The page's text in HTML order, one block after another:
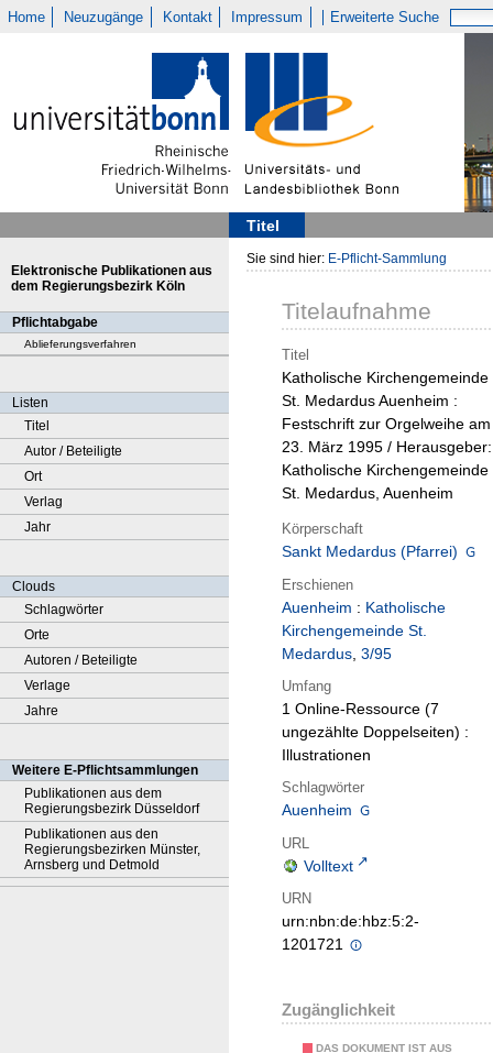
Home Neuzugänge Kontakt Impressum Erweiterte Suche
Titel
Elektronische Publikationen aus
dem Regierungsbezirk Köln
Pflichtabgabe
Ablieferungsverfahren
Listen
Titel
Autor / Beteiligte
Ort
Verlag
Jahr
Clouds
Schlagwörter
Orte
Autoren / Beteiligte
Verlage
Jahre
Weitere E-Pflichtsammlungen
Publikationen aus dem
Regierungsbezirk Düsseldorf
Publikationen aus den
Regierungsbezirken Münster,
Arnsberg und Detmold
Sie sind hier: E-Pflicht-Sammlung
Titelaufnahme
Titel
Katholische Kirchengemeinde
St. Medardus Auenheim :
Festschrift zur Orgelweihe am
23. März 1995 / Herausgeber:
Katholische Kirchengemeinde
St. Medardus, Auenheim
Körperschaft
Sankt Medardus (Pfarrei)
Erschienen
Auenheim : Katholische
Kirchengemeinde St.
Medardus, 3/95
Umfang
1 Online-Ressource (7
ungezählte Doppelseiten) :
Illustrationen
Schlagwörter
Auenheim
URL
Volltext
URN
urn:nbn:de:hbz:5:2-
1201721
Zugänglichkeit
DAS DOKUMENT IST AUS